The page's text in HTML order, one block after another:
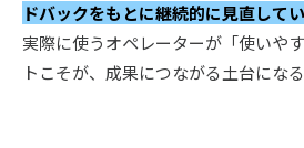
ドバックをもとに継続的に見直して
実際に使うオペレーターが「使いや
トこそが、成果につながる土台にな